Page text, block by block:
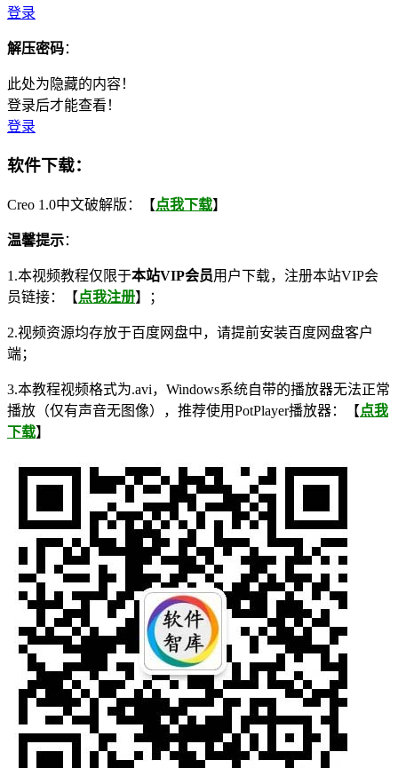
登录
解压密码：
此处为隐藏的内容！
登录后才能查看！
登录
软件下载：
Creo 1.0中文破解版：【点我下载】
温馨提示：
1.本视频教程仅限于本站VIP会员用户下载，注册本站VIP会
员链接：【点我注册】；
2.视频资源均存放于百度网盘中，请提前安装百度网盘客户
端；
3.本教程视频格式为.avi，Windows系统自带的播放器无法正常
播放（仅有声音无图像），推荐使用PotPlayer播放器：【点我
下载】